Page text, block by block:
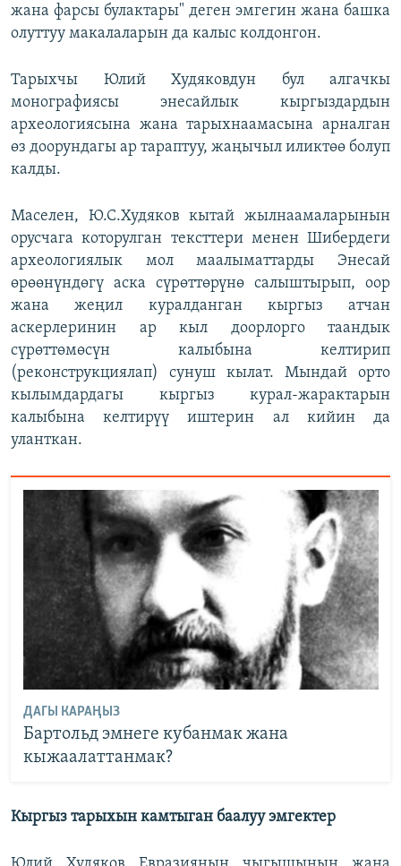
жана фарсы булактары" деген эмгегин жана башка
олуттуу макалаларын да калыс колдонгон.
Тарыхчы Юлий Худяковдун бул алгачкы
монографиясы энесайлык кыргыздардын
археологиясына жана тарыхнаамасына арналган
өз доорундагы ар тараптуу, жаңычыл иликтөө болуп
калды.
Маселен, Ю.С.Худяков кытай жылнаамаларынын
орусчага которулган тексттери менен Шибердеги
археологиялык мол маалыматтарды Энесай
өрөөнүндөгү аска сүрөттөрүнө салыштырып, оор
жана жеңил куралданган кыргыз атчан
аскерлеринин ар кыл доорлорго таандык
сүрөттөмөсүн калыбына келтирип
(реконструкциялап) сунуш кылат. Мындай орто
кылымдардагы кыргыз курал-жарактарын
калыбына келтирүү иштерин ал кийин да
уланткан.
ДАГЫ КАРАҢЫЗ
Бартольд эмнеге кубанмак жана
кыжаалаттанмак?
Кыргыз тарыхын камтыган баалуу эмгектер